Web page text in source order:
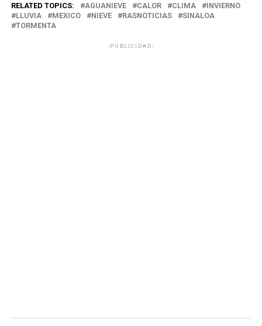
RELATED TOPICS: AGUANIEVE CALOR CLIMA
INVIERNO
LLUVIA
MEXICO NIEVE RASNOTICIAS
SINALOA
TORMENTA
-PUBLICIDAD-